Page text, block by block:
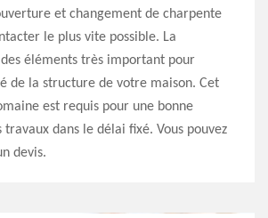
et changement de charpente
le plus vite possible. La
éléments très important pour
de la structure de votre maison. Cet
est requis pour une bonne
travaux dans le délai fixé. Vous pouvez
devis.